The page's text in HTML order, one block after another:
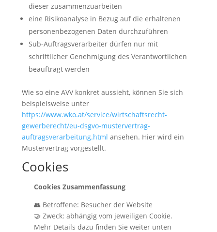
dieser zusammenzuarbeiten
eine Risikoanalyse in Bezug auf die erhaltenen
personenbezogenen Daten durchzuführen
Sub-Auftragsverarbeiter dürfen nur mit
schriftlicher Genehmigung des Verantwortlichen
beauftragt werden
Wie so eine AVV konkret aussieht, können Sie sich
beispielsweise unter
https://www.wko.at/service/wirtschaftsrecht-
gewerberecht/eu-dsgvo-mustervertrag-
auftragsverarbeitung.html ansehen. Hier wird ein
Mustervertrag vorgestellt.
Cookies
Cookies Zusammenfassung
👥 Betroffene: Besucher der Website
🤝 Zweck: abhängig vom jeweiligen Cookie.
Mehr Details dazu finden Sie weiter unten